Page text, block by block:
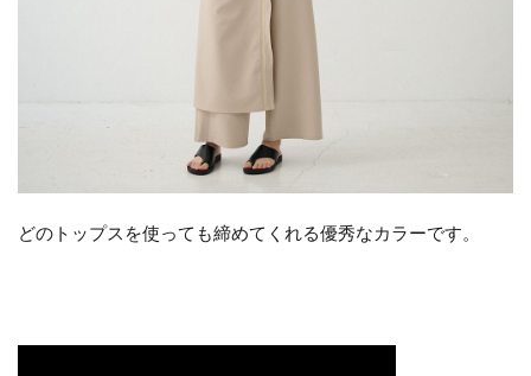
どのトップスを使っても締めてくれる優秀なカラーです。